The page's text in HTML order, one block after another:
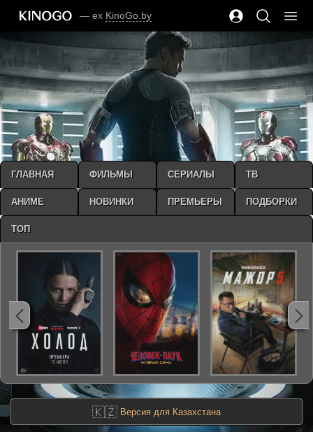
— ex KinoGo.by
🇰🇿 Версия для Казахстана
ГЛАВНАЯ ФИЛЬМЫ СЕРИАЛЫ ТВ
АНИМЕ НОВИНКИ ПРЕМЬЕРЫ ПОДБОРКИ
ТОП